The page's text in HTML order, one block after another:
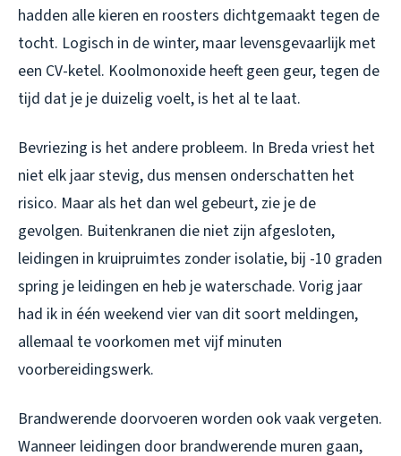
hadden alle kieren en roosters dichtgemaakt tegen de
tocht. Logisch in de winter, maar levensgevaarlijk met
een CV-ketel. Koolmonoxide heeft geen geur, tegen de
tijd dat je je duizelig voelt, is het al te laat.
Bevriezing is het andere probleem. In Breda vriest het
niet elk jaar stevig, dus mensen onderschatten het
risico. Maar als het dan wel gebeurt, zie je de
gevolgen. Buitenkranen die niet zijn afgesloten,
leidingen in kruipruimtes zonder isolatie, bij -10 graden
spring je leidingen en heb je waterschade. Vorig jaar
had ik in één weekend vier van dit soort meldingen,
allemaal te voorkomen met vijf minuten
voorbereidingswerk.
Brandwerende doorvoeren worden ook vaak vergeten.
Wanneer leidingen door brandwerende muren gaan,